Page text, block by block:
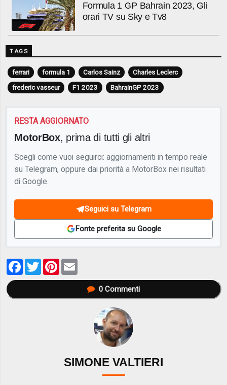
Formula 1 GP Bahrain 2023, Gli
orari TV su Sky e Tv8
TAGS
ferrari formula 1 Carlos Sainz
Charles Leclerc
frederic vasseur
F1 2023 BahrainGP 2023
RESTA AGGIORNATO
MotorBox, prima di tutti gli altri
Scegli come vuoi seguirci: aggiornamenti in tempo reale
su Telegram, oppure dai priorità a MotorBox nei risultati
di Google.
Seguici su Telegram
Fonte preferita su Google
Facebook
TwitterPinterest
0Commenti
SIMONE VALTIERI